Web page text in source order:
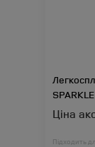
Ціна
Підходить